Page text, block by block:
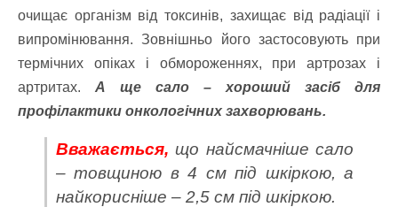
очищає організм від токсинів, захищає від радіації і
випромінювання. Зовнішньо його застосовують при
термічних опіках і обмороженнях, при артрозах і
артритах. А ще сало – хороший засіб для
профілактики онкологічних захворювань.
Вважається, що найсмачніше сало
– товщиною в 4 см під шкіркою, а
найкорисніше – 2,5 см під шкіркою.